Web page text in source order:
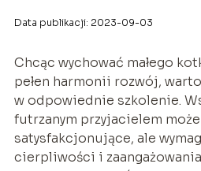
Data publikacji: 2023-09-03
Chcąc wychować małego
pełen harmonii rozwój,
w odpowiednie szkolenie.
futrzanym przyjacielem
satysfakcjonujące, ale
cierpliwości i